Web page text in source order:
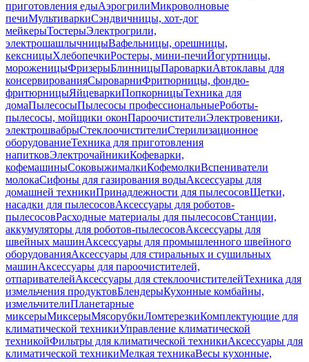
приготовления едыАэрогрилиМикроволновые
печиМультиваркиСэндвичницы, хот-дог
мейкерыТостерыЭлектрогрили,
электрошашлычницыВафельницы, орешницы,
кексницыХлебопечкиРостеры, мини-печиЙогуртницы,
мороженицыФризерыБлинницыПароваркиАвтоклавы для
консервированияСыроварниФритюрницы, фондю-
фритюрницыЯйцеваркиПопкорницыТехника для
домаПылесосыПылесосы профессиональныеРоботы-
пылесосы, мойщики оконПароочистителиЭлектровеники,
электрошвабрыСтеклоочистителиСтерилизационное
оборудованиеТехника для приготовления
напитковЭлектрочайникиКофеварки,
кофемашиныСоковыжималкиКофемолкиВспениватели
молокаСифоны для газирования водыАксессуары для
домашней техникиПринадлежности для пылесосовЩетки,
насадки для пылесосовАксессуары для роботов-
пылесосовРасходные материалы для пылесосовСтанции,
аккумуляторы для роботов-пылесосовАксессуары для
швейных машинАксессуары для промышленного швейного
оборудованияАксессуары для стиральных и сушильных
машинАксессуары для пароочистителей,
отпаривателейАксессуары для стеклоочистителейТехника для
измельчения продуктовБлендерыКухонные комбайны,
измельчителиПланетарные
миксерыМиксерыМясорубкиЛомтерезкиКомплектующие для
климатической техникиУправление климатической
техникойФильтры для климатической техникиАксессуары для
климатической техникиМелкая техникаВесы кухонные,